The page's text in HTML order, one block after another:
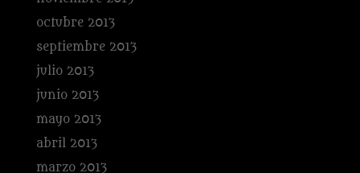
octubre 2013
septiembre 2013
julio 2013
junio 2013
mayo 2013
abril 2013
marzo 2013